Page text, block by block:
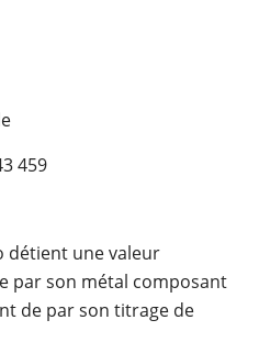
459
détient une valeur
par son métal composant
de par son titrage de